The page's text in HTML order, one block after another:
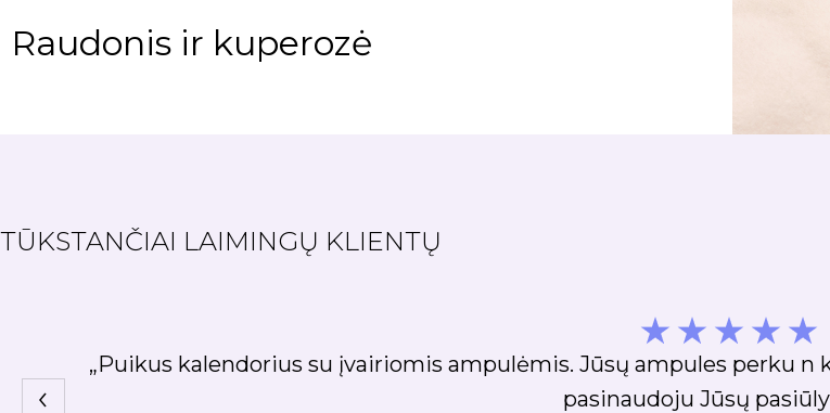
Raudonis ir kuperozė
TŪKSTANČIAI LAIMINGŲ KLIENTŲ
„Tikrai labai patiko veido tonikas, ne sausina,ir tai yra svarbiausia.
nes kol kas neturiu į ką ji